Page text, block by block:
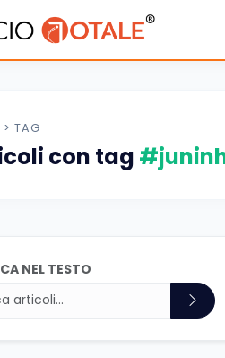
> TAG
con tag
NEL TESTO